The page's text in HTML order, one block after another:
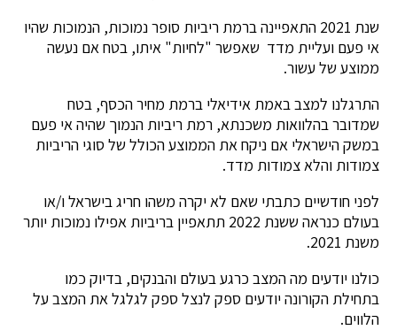
שנת 2021 התאפיינה ברמת ריביות סופר נמוכות, הנמוכות שהיו
אי פעם ועליית מדד שאפשר "לחיות" איתו, בטח אם נעשה
ממוצע של עשור.
התרגלנו למצב באמת אידיאלי ברמת מחיר הכסף, בטח
שמדובר בהלוואות משכנתא, רמת ריביות הנמוך שהיה אי פעם
במשק הישראלי אם ניקח את הממוצע הכולל של סוגי הריביות
צמודות והלא צמודות מדד.
לפני חודשיים כתבתי שאם לא יקרה משהו חריג בישראל ו/או
בעולם כנראה ששנת 2022 תתאפיין בריביות אפילו נמוכות יותר
משנת 2021.
כולנו יודעים מה המצב כרגע בעולם והבנקים, בדיוק כמו
בתחילת הקורונה יודעים ספק לנצל ספק לגלגל את המצב על
הלווים.